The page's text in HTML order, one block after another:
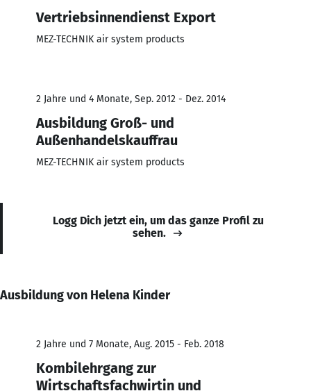
Vertriebsinnendienst Export
MEZ-TECHNIK air system products
2 Jahre und 4 Monate, Sep. 2012 - Dez. 2014
Ausbildung Groß- und
Außenhandelskauffrau
MEZ-TECHNIK air system products
Logg Dich jetzt ein, um das ganze Profil zu
sehen.
Ausbildung von Helena Kinder
2 Jahre und 7 Monate, Aug. 2015 - Feb. 2018
Kombilehrgang zur
Wirtschaftsfachwirtin und